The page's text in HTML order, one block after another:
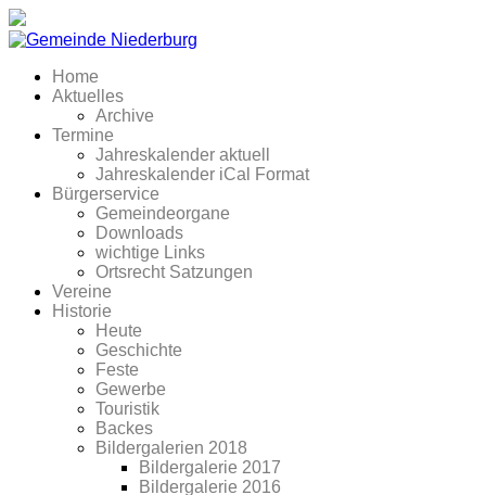
Home
Aktuelles
Archive
Termine
Jahreskalender aktuell
Jahreskalender iCal Format
Bürgerservice
Gemeindeorgane
Downloads
wichtige Links
Ortsrecht Satzungen
Vereine
Historie
Heute
Geschichte
Feste
Gewerbe
Touristik
Backes
Bildergalerien 2018
Bildergalerie 2017
Bildergalerie 2016